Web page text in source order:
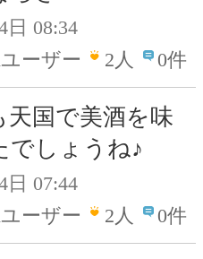
日 08:34
ーザー
2人 0件
天国で美酒を味
でしょうね♪
日 07:44
ーザー
2人 0件